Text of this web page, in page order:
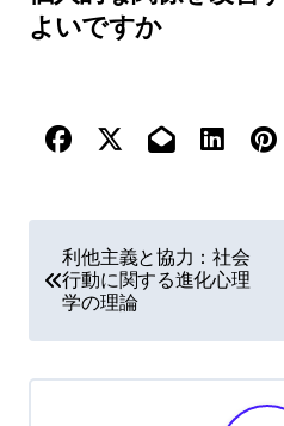
よいですか
o
n
利他主義と協力：社会
行動に関する進化心理
学の理論